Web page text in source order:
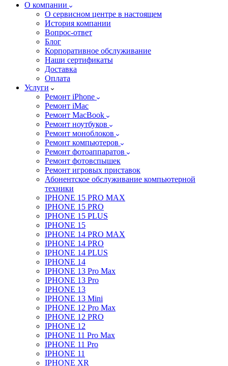
О компании
О сервисном центре в настоящем
История компании
Вопрос-ответ
Блог
Корпоративное обслуживание
Наши сертификаты
Доставка
Оплата
Услуги
Ремонт iPhone
Ремонт iMac
Ремонт MacBook
Ремонт ноутбуков
Ремонт моноблоков
Ремонт компьютеров
Ремонт фотоаппаратов
Ремонт фотовспышек
Ремонт игровых приставок
Абонентское обслуживание компьютерной
техники
IPHONE 15 PRO MAX
IPHONE 15 PRO
IPHONE 15 PLUS
IPHONE 15
IPHONE 14 PRO MAX
IPHONE 14 PRO
IPHONE 14 PLUS
IPHONE 14
IPHONE 13 Pro Max
IPHONE 13 Pro
IPHONE 13
IPHONE 13 Mini
IPHONE 12 Pro Max
IPHONE 12 PRO
IPHONE 12
IPHONE 11 Pro Max
IPHONE 11 Pro
IPHONE 11
IPHONE XR